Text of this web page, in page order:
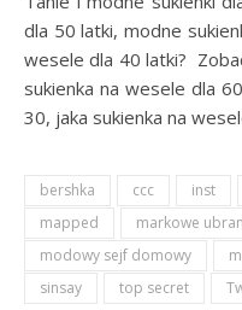
dla 50 latki, modne
wesele dla 40 latki?
sukienka na wesele dla
30, jaka sukienka na
bershka ccc inst
mapped
markowe
modowy sejf domowy
sinsay
top secret